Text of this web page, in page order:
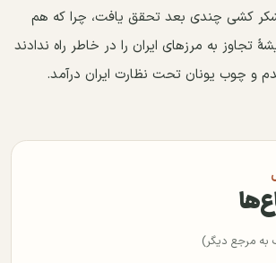
کشی چندی بعد تحقق یافت، چرا که هم
تجاوز به مرزهای ایران را در خاطر راه ندادند
و چوب یونان تحت نظارت ایران درآمد.